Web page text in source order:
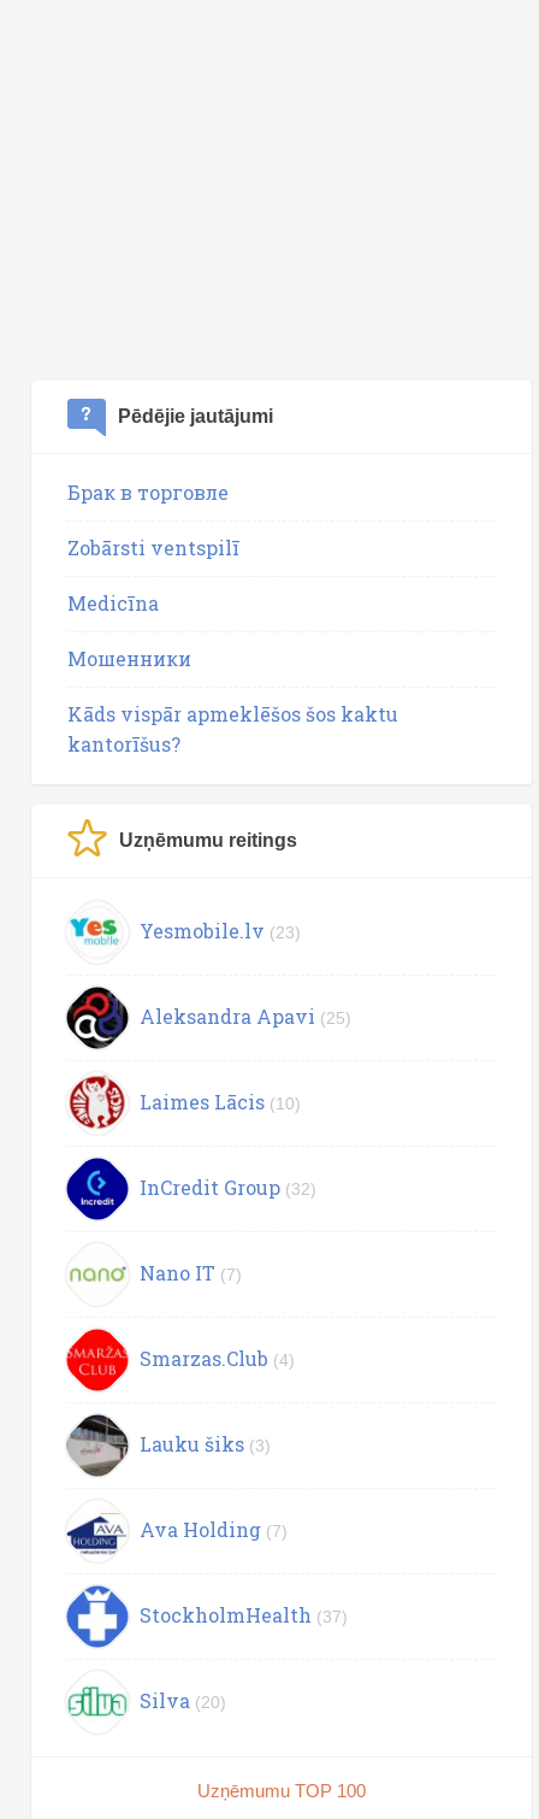
Pēdējie jautājumi
Брак в торговле
Zobārsti ventspilī
Medicīna
Мошенники
Kāds vispār apmeklēšos šos kaktu
kantorīšus?
Uzņēmumu reitings
Yesmobile.lv (23)
Aleksandra Apavi (25)
Laimes Lācis (10)
InCredit Group (32)
Nano IT (7)
Smarzas.Club (4)
Lauku šiks (3)
Ava Holding (7)
StockholmHealth (37)
Silva (20)
Uzņēmumu TOP 100